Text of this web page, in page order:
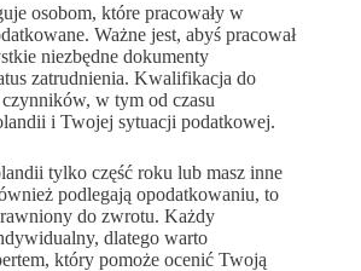
osobom, które pracowały w
Ważne jest, abyś pracował
niezbędne dokumenty
zatrudnienia. Kwalifikacja do
w tym od czasu
i Twojej sytuacji podatkowej.
tylko część roku lub masz inne
podlegają opodatkowaniu, to
do zwrotu. Każdy
dlatego warto
który pomoże ocenić Twoją